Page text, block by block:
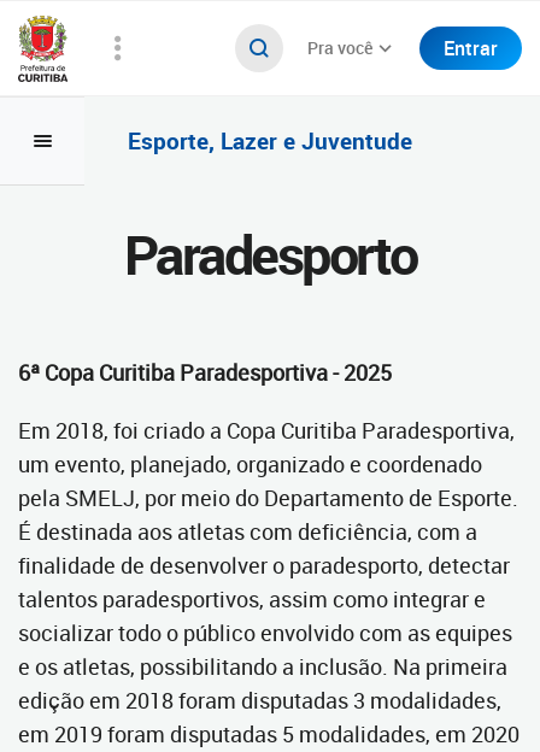
Pra você Entrar
Esporte, Lazer e Juventude
Paradesporto
6ª Copa Curitiba Paradesportiva - 2025
Em 2018, foi criado a Copa Curitiba Paradesportiva,
um evento, planejado, organizado e coordenado
pela SMELJ, por meio do Departamento de Esporte.
É destinada aos atletas com deficiência, com a
finalidade de desenvolver o paradesporto, detectar
talentos paradesportivos, assim como integrar e
socializar todo o público envolvido com as equipes
e os atletas, possibilitando a inclusão. Na primeira
edição em 2018 foram disputadas 3 modalidades,
em 2019 foram disputadas 5 modalidades, em 2020